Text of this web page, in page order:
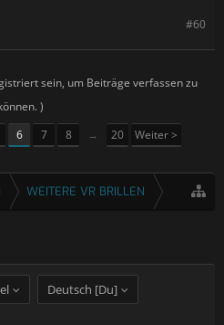
#60
sein, um Beiträge verfassen zu
)
6 7 8 → 20 Weiter >
WEITERE VR BRILLEN
Deutsch [Du]